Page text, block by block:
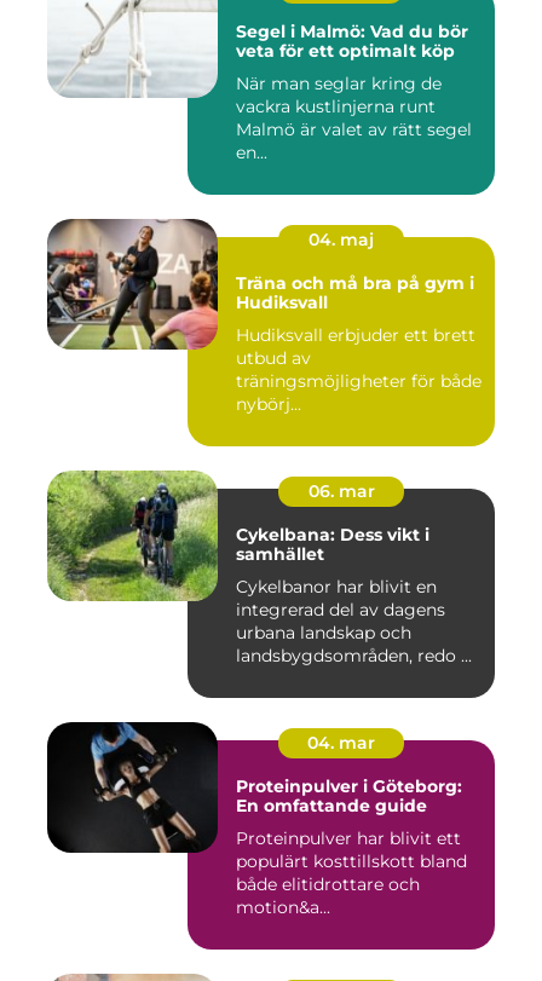
Segel i Malmö: Vad du bör
veta för ett optimalt köp
När man seglar kring de
vackra kustlinjerna runt
Malmö är valet av rätt segel
en...
04. maj
Träna och må bra på gym i
Hudiksvall
Hudiksvall erbjuder ett brett
utbud av
träningsmöjligheter för både
nybörj...
06. mar
Cykelbana: Dess vikt i
samhället
Cykelbanor har blivit en
integrerad del av dagens
urbana landskap och
landsbygdsområden, redo ...
04. mar
Proteinpulver i Göteborg:
En omfattande guide
Proteinpulver har blivit ett
populärt kosttillskott bland
både elitidrottare och
motion&a...